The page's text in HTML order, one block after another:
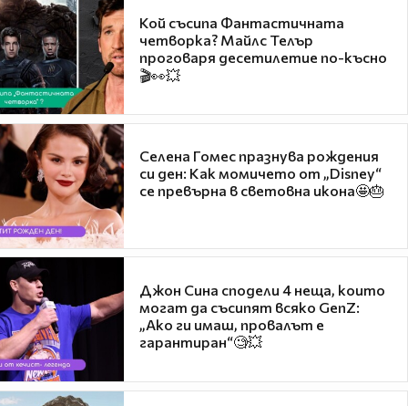
Кой съсипа Фантастичната
четворка? Майлс Телър
проговаря десетилетие по-късно
🎬👀💥
Селена Гомес празнува рождения
си ден: Как момичето от „Disney“
се превърна в световна икона🤩🎂
Джон Сина сподели 4 неща, които
могат да съсипят всяко GenZ:
„Ако ги имаш, провалът е
гарантиран“🧐💥